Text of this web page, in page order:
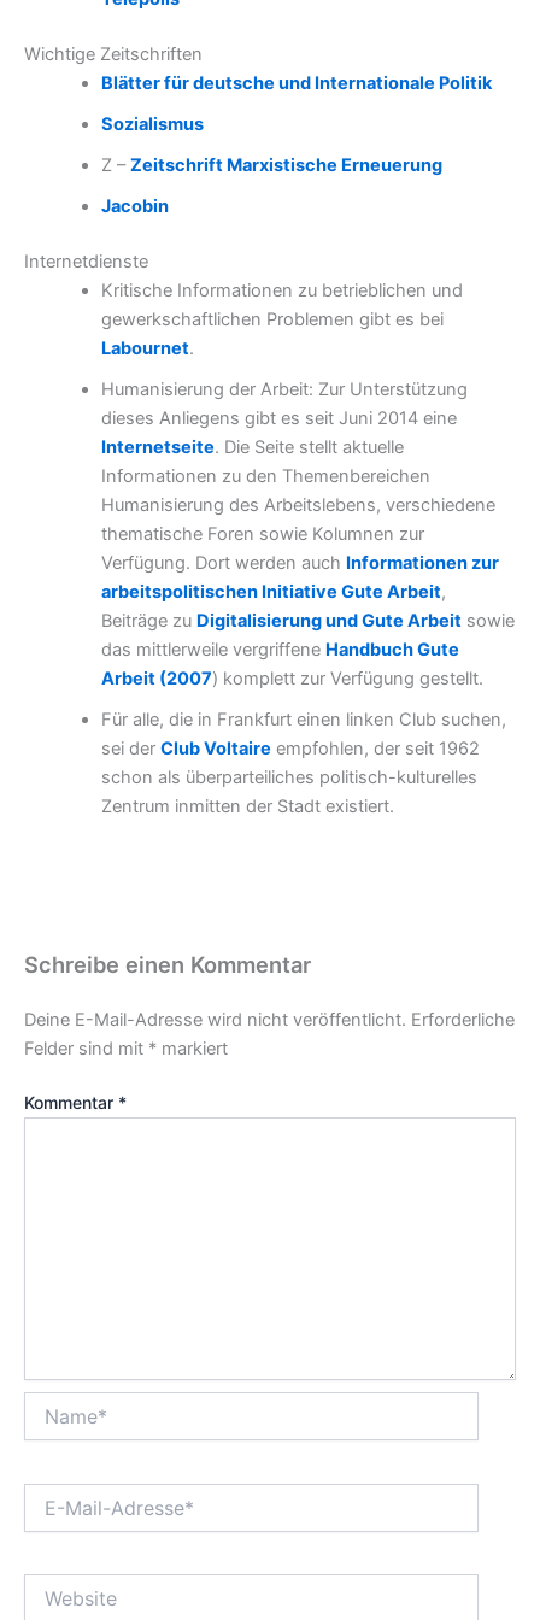
Wichtige Zeitschriften
Blätter für deutsche und Internationale Politik
Sozialismus
Z –Zeitschrift Marxistische Erneuerung
Jacobin
Internetdienste
Kritische Informationen zu betrieblichen und
gewerkschaftlichen Problemen gibt es bei
Labournet.
Humanisierung der Arbeit: Zur Unterstützung
dieses Anliegens gibt es seit Juni 2014 eine
Internetseite. Die Seite stellt aktuelle
Informationen zu den Themenbereichen
Humanisierung des Arbeitslebens, verschiedene
thematische Foren sowie Kolumnen zur
Verfügung. Dort werden auch Informationen zur
arbeitspolitischen Initiative Gute Arbeit,
Beiträge zu Digitalisierung und Gute Arbeitsowie
das mittlerweile vergriffene Handbuch Gute
Arbeit (2007) komplett zur Verfügung gestellt.
Für alle, die in Frankfurt einen linken Club suchen,
sei der Club Voltaire empfohlen, der seit 1962
schon als überparteiliches politisch-kulturelles
Zentrum inmitten der Stadt existiert.
Schreibe einen Kommentar
Deine E-Mail-Adresse wird nicht veröffentlicht. Erforderliche
Felder sind mit * markiert
Kommentar *
Mail-